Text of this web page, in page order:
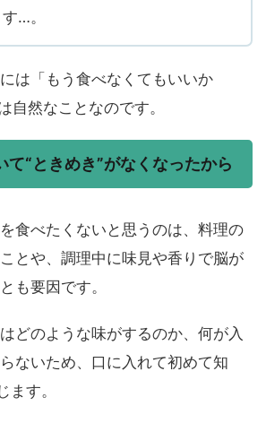
す…。
は「もう食べなくてもいいか
自然なことなのです。
て“ときめき”がなくなったから
食べたくないと思うのは、料理の
とや、調理中に味見や香りで脳が
も要因です。
どのような味がするのか、何が入
ないため、口に入れて初めて知
ます。